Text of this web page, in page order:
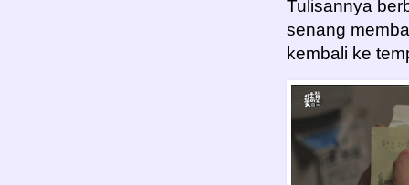
Tulisannya
senang
kembali ke